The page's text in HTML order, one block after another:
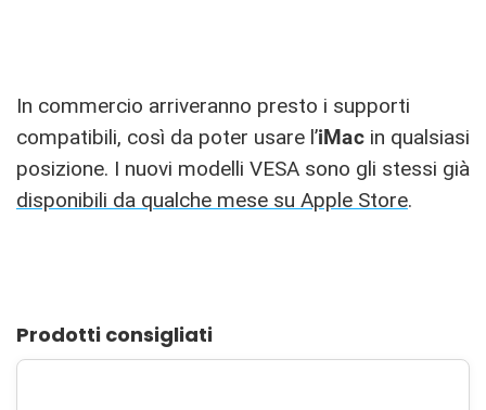
In commercio arriveranno presto i supporti
compatibili, così da poter usare l’iMacin qualsiasi
posizione. I nuovi modelli VESA sono gli stessi già
disponibili da qualche mese su Apple Store.
Prodotti consigliati